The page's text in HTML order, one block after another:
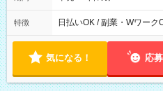
特徴 日払いOK / 副業・Wワー
気になる！ 応